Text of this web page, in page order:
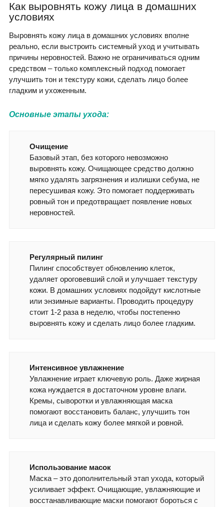
Как выровнять кожу лица в домашних
условиях
Выровнять кожу лица в домашних условиях вполне
реально, если выстроить системный уход и учитывать
причины неровностей. Важно не ограничиваться одним
средством – только комплексный подход помогает
улучшить тон и текстуру кожи, сделать лицо более
гладким и ухоженным.
Основные этапы ухода:
Очищение
Базовый этап, без которого невозможно
выровнять кожу. Очищающее средство должно
мягко удалять загрязнения и излишки себума, не
пересушивая кожу. Это помогает поддерживать
ровный тон и предотвращает появление новых
неровностей.
Регулярный пилинг
Пилинг способствует обновлению клеток,
удаляет ороговевший слой и улучшает текстуру
кожи. В домашних условиях подойдут кислотные
или энзимные варианты. Проводить процедуру
стоит 1-2 раза в неделю, чтобы постепенно
выровнять кожу и сделать лицо более гладким.
Интенсивное увлажнение
Увлажнение играет ключевую роль. Даже жирная
кожа нуждается в достаточном уровне влаги.
Кремы, сыворотки и увлажняющая маска
помогают восстановить баланс, улучшить тон
лица и сделать кожу более мягкой и ровной.
Использование масок
Маска – это дополнительный этап ухода, который
усиливает эффект. Очищающие, увлажняющие и
восстанавливающие маски помогают бороться с